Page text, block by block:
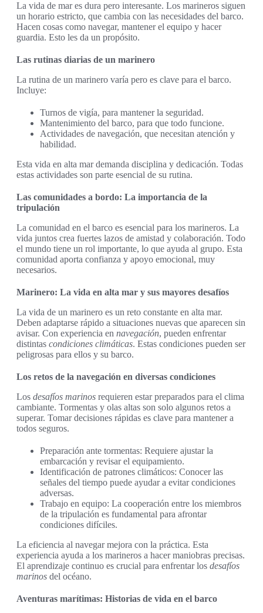
La vida de mar es dura pero interesante. Los marineros siguen
un horario estricto, que cambia con las necesidades del barco.
Hacen cosas como navegar, mantener el equipo y hacer
guardia. Esto les da un propósito.
Las rutinas diarias de un marinero
La rutina de un marinero varía pero es clave para el barco.
Incluye:
Turnos de vigía, para mantener la seguridad.
Mantenimiento del barco, para que todo funcione.
Actividades de navegación, que necesitan atención y
habilidad.
Esta vida en alta mar demanda disciplina y dedicación. Todas
estas actividades son parte esencial de su rutina.
Las comunidades a bordo: La importancia de la
tripulación
La comunidad en el barco es esencial para los marineros. La
vida juntos crea fuertes lazos de amistad y colaboración. Todo
el mundo tiene un rol importante, lo que ayuda al grupo. Esta
comunidad aporta confianza y apoyo emocional, muy
necesarios.
Marinero: La vida en alta mar y sus mayores desafíos
La vida de un marinero es un reto constante en alta mar.
Deben adaptarse rápido a situaciones nuevas que aparecen sin
avisar. Con experiencia en navegación, pueden enfrentar
distintas condiciones climáticas. Estas condiciones pueden ser
peligrosas para ellos y su barco.
Los retos de la navegación en diversas condiciones
Los desafíos marinos requieren estar preparados para el clima
cambiante. Tormentas y olas altas son solo algunos retos a
superar. Tomar decisiones rápidas es clave para mantener a
todos seguros.
Preparación ante tormentas: Requiere ajustar la
embarcación y revisar el equipamiento.
Identificación de patrones climáticos: Conocer las
señales del tiempo puede ayudar a evitar condiciones
adversas.
Trabajo en equipo: La cooperación entre los miembros
de la tripulación es fundamental para afrontar
condiciones difíciles.
La eficiencia al navegar mejora con la práctica. Esta
experiencia ayuda a los marineros a hacer maniobras precisas.
El aprendizaje continuo es crucial para enfrentar los desafíos
marinos del océano.
Aventuras marítimas: Historias de vida en el barco